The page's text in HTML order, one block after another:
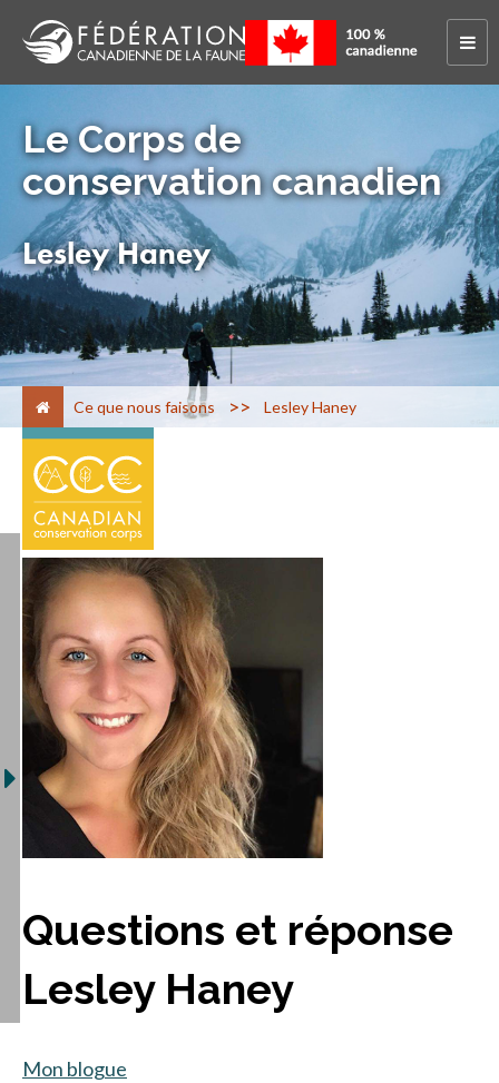
Le Corps de
conservation canadien
Lesley Haney
Ce que nous faisons > Lesley Haney
Questions et réponse
Lesley Haney
Mon blogue